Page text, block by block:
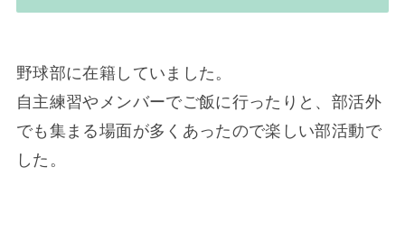
野球部に在籍していました。
自主練習やメンバーでご飯に行ったりと、部活外
でも集まる場面が多くあったので楽しい部活動で
した。